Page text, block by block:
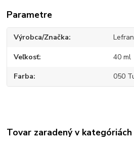
Parametre
Výrobca/Značka
Veľkosť 40 ml
Farba 050
Tovar zaradený v kategóriách